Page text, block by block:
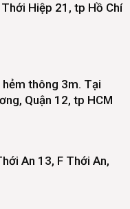
Hiệp 21, tp Hồ Chí
hẻm thông 3m. Tại
Quận 12, tp HCM
An 13, F Thới An,